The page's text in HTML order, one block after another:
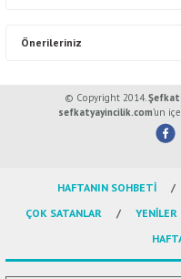
Önerileriniz
Bu ürünün fiyat bilgisi, resim,
yetersiz gördüğünüz noktaları
Görüş ve önerileriniz için
Ürün resmi kalitesiz,
Ürün açıklamasında eksik
Ürün bilgilerinde hatalar
Ürün fiyatı diğer sitelerden
© Copyright 2014. Şefkat
sefkatyayincilik.com’un
HAFTANIN SOHBETİ
ÇOK SATANLAR
YENİLER